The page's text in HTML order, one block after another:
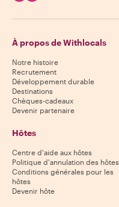
À propos de Withlocals
Notre histoire
Recrutement
Développement durable
Destinations
Chèques-cadeaux
Devenir partenaire
Hôtes
Centre d'aide aux hôtes
Politique d'annulation des hôtes
Conditions générales pour les
hôtes
Devenir hôte